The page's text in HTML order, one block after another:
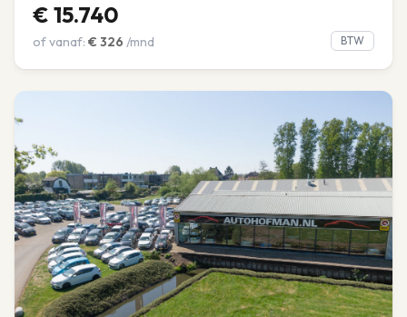
€ 15.740
of vanaf: € 326 /mnd BTW